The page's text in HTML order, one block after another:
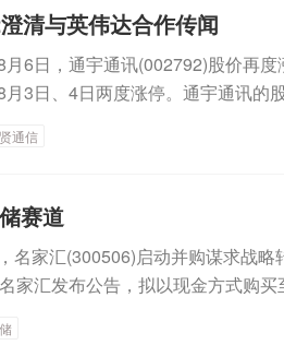
公司合计中标8891.64万元工程施
合计7359.28万元【重大投资】绿
项目超颖电子：拟20.86亿元投建
“广东东睦华晶技术基地建设项目”
险粉升级改造项目投产华林证券：
资金贷款支持海峡股份：收到政府
9000万元回购股票专项融资支持
申请文件*ST实达：因2023年半年
涉嫌信息披露违法违规 公司及实
化吸入溶液获注册批准信立泰：
。公司现有的核心客户中，影
组的产品形式供货，因此占营业收
来看，该客户占比在30%—40%的
载自研AI-ISP技术，将应用于运
40亿元，同时加码东南亚、中东
向“端边侧大算力一体化解决方案
属于泛平台型芯片，聚焦可穿戴
一代产品已在AI眼镜、带摄像头AI
计及更先进制程，视觉效果达到全
价格下跌4.13%；金属镨钕均价
稀土品种价格均稳中有降或基本保
，且7月以来价格加速上涨。数据
信、激光、光学玻璃、电子陶瓷
中心光模块必备，长距离光纤网
速，掺铒光纤放大器需求激增，进
国氧化铒实际产量为3980吨，产
料的强劲拉动。此外，今年以来
联合印发《固体废物污染防治“十
板块的中长期发展打开了新的想
高增长的核心变量是大宗商品价格
海峡航运受阻叠加海外铝企阶段
大；叠加废料回收及汽车拆解业
。富春环保同样是这一逻辑的典型
价格同比上行，带动资源化业务
司通过精细化库存管控、销售点价
能环境则更多依托内生驱动，江
清与英伟达合作传闻
6日，通宇通讯(002792)股价再
3日、4日两度涨停。通宇通讯的
份有限公司（下称“佳贤通信”）合
于一体，依托自主研发的核心技
扩展型基站、室分信源站、定制
站及FTTR产品等多场景通信设备
、AT&T认证等，海外业务稳步
盖、郊区和农村室外广域覆盖、
通信
赛道
名家汇(300506)启动并购谋求战
家汇发布公告，拟以现金方式购
产重组。交易完成后，至誉科技